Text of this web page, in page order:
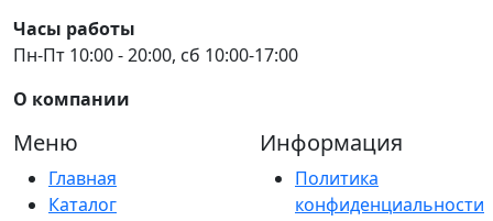
Часы работы
Пн-Пт 10:00 - 20:00, сб 10:00-17:00
О компании
Меню
Главная
Каталог
Информация
Политика
конфиденциальности